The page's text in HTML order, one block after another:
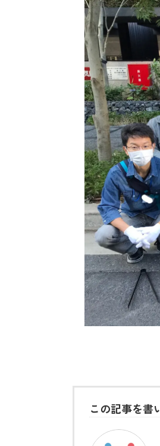
この記事を書